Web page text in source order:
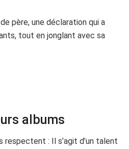
père, une déclaration qui a
tout en jonglant avec sa
albums
respectent : Il s’agit d’un talent